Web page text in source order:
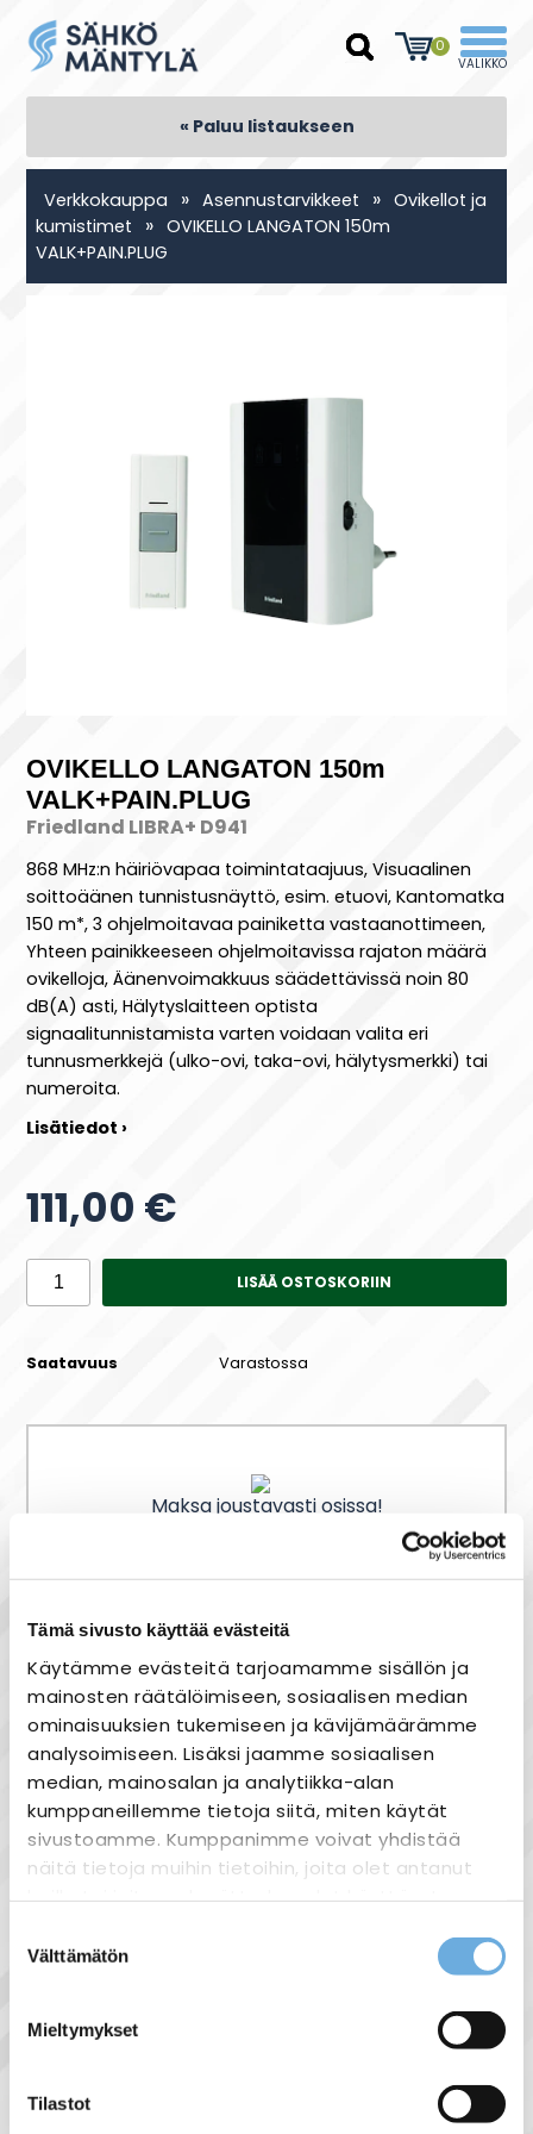
Tämä sivusto käyttää evästeitä
Käytämme evästeitä tarjoamamme sisällön ja
mainosten räätälöimiseen, sosiaalisen median
ominaisuuksien tukemiseen ja kävijämäärämme
analysoimiseen. Lisäksi jaamme sosiaalisen
median, mainosalan ja analytiikka-alan
kumppaneillemme tietoja siitä, miten käytät
sivustoamme. Kumppanimme voivat yhdistää
näitä tietoja muihin tietoihin, joita olet antanut
heille tai joita on kerätty, kun olet käyttänyt
valinta
Välttämätön
Mieltymykset
Tilastot
0
« Paluu listaukseen
Verkkokauppa » Asennustarvikkeet » Ovikellot ja
kumistimet
» OVIKELLO LANGATON 150m
VALK+PAIN.PLUG
OVIKELLO LANGATON 150m
VALK+PAIN.PLUG
Friedland LIBRA+ D941
868 MHz:n häiriövapaa toimintataajuus, Visuaalinen
soittoäänen tunnistusnäyttö, esim. etuovi, Kantomatka
150 m*, 3 ohjelmoitavaa painiketta vastaanottimeen,
Yhteen painikkeeseen ohjelmoitavissa rajaton määrä
ovikelloja, Äänenvoimakkuus säädettävissä noin 80
dB(A) asti, Hälytyslaitteen optista
signaalitunnistamista varten voidaan valita eri
tunnusmerkkejä (ulko-ovi, taka-ovi, hälytysmerkki) tai
numeroita.
Lisätiedot ›
111,00 €
LISÄÄ OSTOSKORIIN
Saatavuus Varastossa
Maksa joustavasti osissa!
Nopea toimitus
Heti varastosta
Joustavat maksutavat
Tuotekuvaus
Ovikello langaton LIBRA+ D941 150m
VALK+PAIN.PLUG
Visuaalinen soittoäänen tunnistusnäyttö,
vastaanottimeen, Yhteen painikkeeseen
ohjelmoitavissa rajaton määrä ovikelloja,
dB(A) asti, Hälytyslaitteen optista
signaalitunnistamista varten voidaan valita